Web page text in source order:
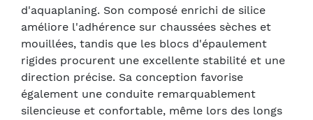
d'aquaplaning. Son composé enrichi de silice
améliore l'adhérence sur chaussées sèches et
mouillées, tandis que les blocs d'épaulement
rigides procurent une excellente stabilité et une
direction précise. Sa conception favorise
également une conduite remarquablement
silencieuse et confortable, même lors des longs